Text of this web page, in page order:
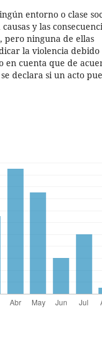
entorno o clase
y las
pero ninguna de ellas
la violencia debido
en cuenta que de
declara si un acto